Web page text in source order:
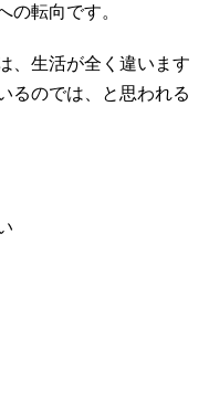
の転向です。
、生活が全く違います
るのでは、と思われる